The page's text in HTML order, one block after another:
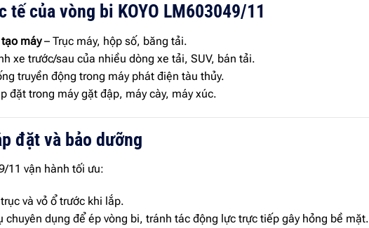
tế của vòng bi KOYO LM603049/11
máy– Trục máy, hộp số, băng tải.
xe trước/sau của nhiều dòng xe tải, SUV, bán tải.
truyền động trong máy phát điện tàu thủy.
đặt trong máy gặt đập, máy cày, máy xúc.
đặt và bảo dưỡng
11 vận hành tối ưu:
và vỏ ổ trước khi lắp.
chuyên dụng để ép vòng bi, tránh tác động lực trực tiếp gây hỏng bề mặt.